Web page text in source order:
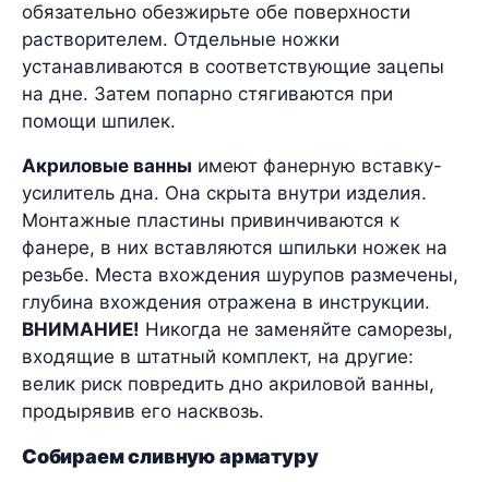
обязательно обезжирьте обе поверхности
растворителем. Отдельные ножки
устанавливаются в соответствующие зацепы
на дне. Затем попарно стягиваются при
помощи шпилек.
Акриловые ванны имеют фанерную вставку-
усилитель дна. Она скрыта внутри изделия.
Монтажные пластины привинчиваются к
фанере, в них вставляются шпильки ножек на
резьбе. Места вхождения шурупов размечены,
глубина вхождения отражена в инструкции.
ВНИМАНИЕ! Никогда не заменяйте саморезы,
входящие в штатный комплект, на другие:
велик риск повредить дно акриловой ванны,
продырявив его насквозь.
Собираем сливную арматуру